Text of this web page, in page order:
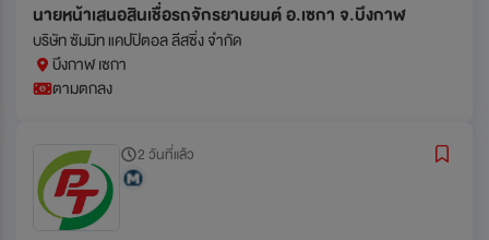
นายหน้าเสนอสินเชื่อรถจักรยานยนต์ อ.เซกา จ.บึงกาฬ
บริษัท ซัมมิท แคปปิตอล ลีสซิ่ง จำกัด
บึงกาฬ เซกา
ตามตกลง
2 วันที่แล้ว